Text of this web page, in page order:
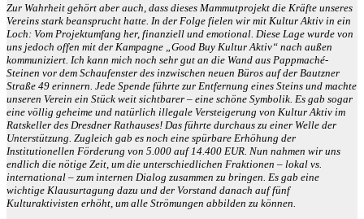
Zur Wahrheit gehört aber auch, dass dieses Mammutprojekt die Kräfte unseres
Vereins stark beansprucht hatte. In der Folge fielen wir mit Kultur Aktiv in ein
Loch: Vom Projektumfang her, finanziell und emotional. Diese Lage wurde von
uns jedoch offen mit der Kampagne „Good Buy Kultur Aktiv“ nach außen
kommuniziert. Ich kann mich noch sehr gut an die Wand aus Pappmaché-
Steinen vor dem Schaufenster des inzwischen neuen Büros auf der Bautzner
Straße 49 erinnern. Jede Spende führte zur Entfernung eines Steins und machte
unseren Verein ein Stück weit sichtbarer – eine schöne Symbolik. Es gab sogar
eine völlig geheime und natürlich illegale Versteigerung von Kultur Aktiv im
Ratskeller des Dresdner Rathauses! Das führte durchaus zu einer Welle der
Unterstützung. Zugleich gab es noch eine spürbare Erhöhung der
Institutionellen Förderung von 5.000 auf 14.400 EUR. Nun nahmen wir uns
endlich die nötige Zeit, um die unterschiedlichen Fraktionen – lokal vs.
international – zum internen Dialog zusammen zu bringen. Es gab eine
wichtige Klausurtagung dazu und der Vorstand danach auf fünf
Kulturaktivisten erhöht, um alle Strömungen abbilden zu können.